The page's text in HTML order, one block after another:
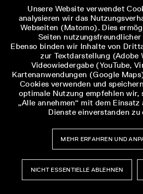
Unsere Website verwendet
analysieren wir das
Webseiten (Matomo). Dies
Seiten nutzungsfreundlicher
Ebenso binden wir Inhalte von
zur Textdarstellung (Adobe
Videowiedergabe (YouTube,
Kartenanwendungen (Google
Cookies verwenden und
optimale Nutzung empfehlen wir,
„Alle annehmen“ mit dem Einsatz
Dienste einverstanden zu
MEHR ERFAHREN UND
NICHT ESSENTIELLE ABLEHNEN